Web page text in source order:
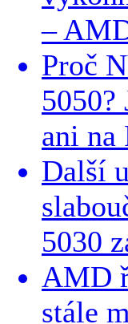
–
Proč
5050?
ani na
Další
5030
AMD
stále